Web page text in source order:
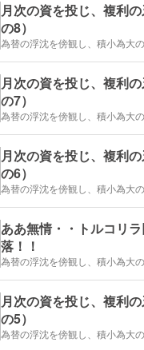
月次の資を投じ、複利
の8）
月次の資を投じ、複利
の7）
月次の資を投じ、複利
の6）
ああ無情・・トルコリ
落！！
月次の資を投じ、複利
の5）